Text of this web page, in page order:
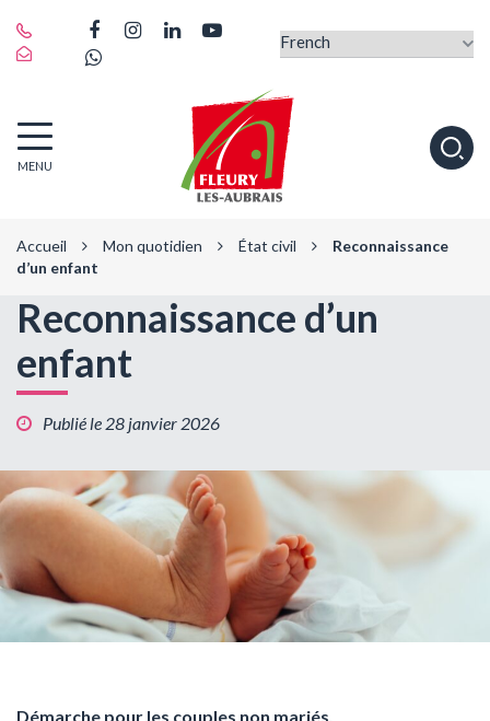
Lien
Lien
compte
Instagram
Lien
compte
Linkedin
chaîne
Youtube
Whatsapp
MENU
Accueil Mon quotidien État civil
Reconnaissance
d’un enfant
Reconnaissance d’un
enfant
Publié le 28 janvier 2026
Démarche pour les couples non mariés.